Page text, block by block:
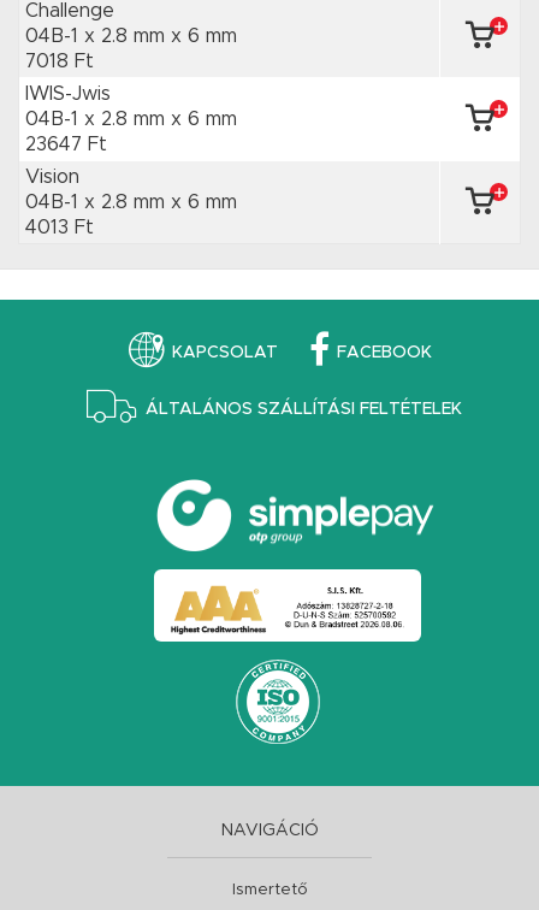
Challenge
04B-1 x 2.8 mm x 6 mm
7018 Ft
IWIS-Jwis
04B-1 x 2.8 mm x 6 mm
23647 Ft
Vision
04B-1 x 2.8 mm x 6 mm
4013 Ft
KAPCSOLAT FACEBOOK
ÁLTALÁNOS SZÁLLÍTÁSI FELTÉTELEK
NAVIGÁCIÓ
Ismertető